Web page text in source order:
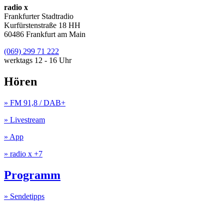
radio x
Frankfurter Stadtradio
Kurfürstenstraße 18 HH
60486 Frankfurt am Main
(069) 299 71 222
werktags 12 - 16 Uhr
Hören
» FM 91,8 / DAB+
» Livestream
» App
» radio x +7
Programm
» Sendetipps